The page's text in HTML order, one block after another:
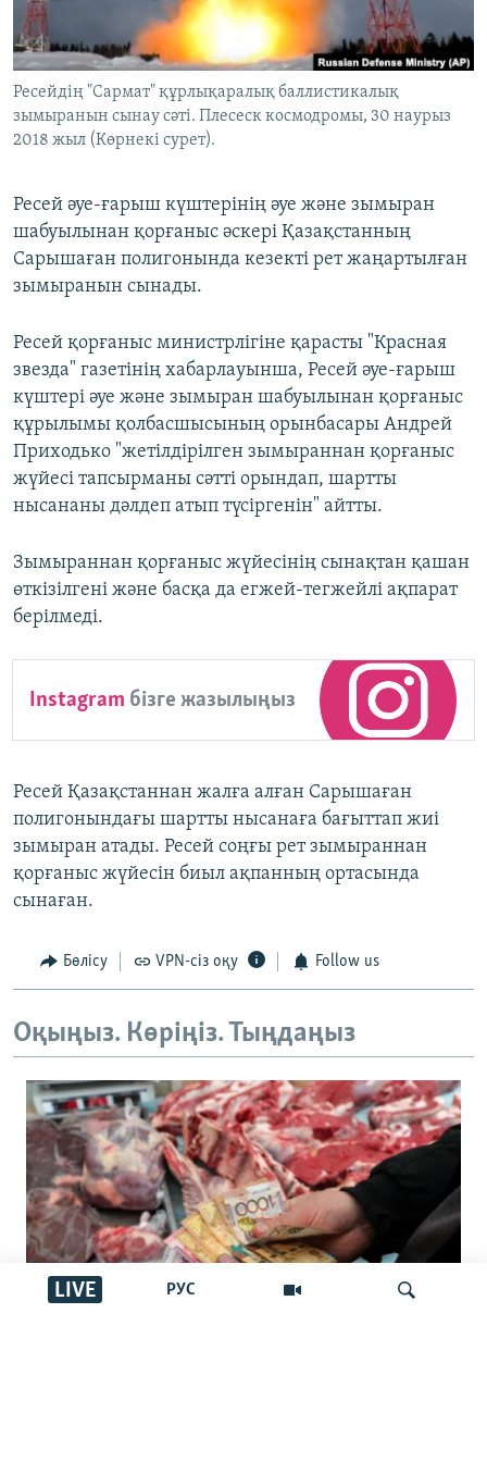
ЖАЗЫЛЫҢЫЗ
Басқа тілдерде
РУС
LIVE
Ресейдің "Сармат" құрлықаралық баллистикалық
зымыранын сынау сәті. Плесеск космодромы, 30 наурыз
2018 жыл (Көрнекі сурет).
Ресей әуе-ғарыш күштерінің әуе және зымыран
шабуылынан қорғаныс әскері Қазақстанның
Сарышаған полигонында кезекті рет жаңартылған
зымыранын сынады.
Ресей қорғаныс министрлігіне қарасты "Красная
звезда" газетінің хабарлауынша, Ресей әуе-ғарыш
күштері әуе және зымыран шабуылынан қорғаныс
құрылымы қолбасшысының орынбасары Андрей
Приходько "жетілдірілген зымыраннан қорғаныс
жүйесі тапсырманы сәтті орындап, шартты
нысананы дәлдеп атып түсіргенін" айтты.
Зымыраннан қорғаныс жүйесінің сынақтан қашан
өткізілгені және басқа да егжей-тегжейлі ақпарат
берілмеді.
Instagram бізге жазылыңыз
Ресей Қазақстаннан жалға алған Сарышаған
полигонындағы шартты нысанаға бағыттап жиі
зымыран атады. Ресей соңғы рет зымыраннан
қорғаныс жүйесін биыл ақпанның ортасында
сынаған.
Бөлісу VPN-сіз оқу Follow us
Оқыңыз. Көріңіз. Тыңдаңыз